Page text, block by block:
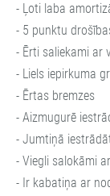
- Ļoti laba
- 5 punktu
- Ērti saliekami ar
- Liels iepirkuma
- Ērtas bremzes
- Aizmugurē
- Jumtiņā
- Viegli salokāmi
- Ir kabatiņa ar